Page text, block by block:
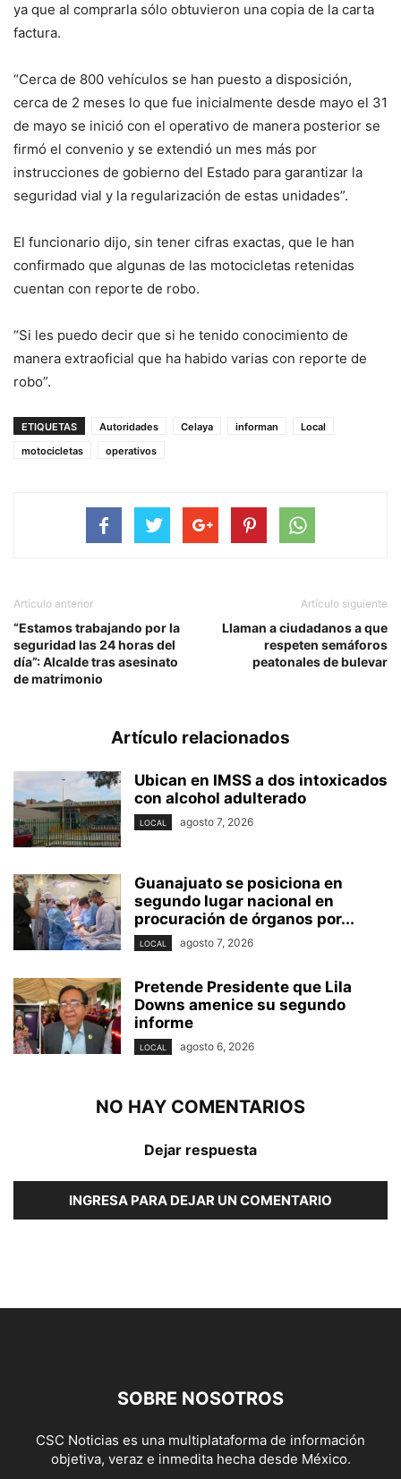
ya que al comprarla sólo obtuvieron una copia de la carta
factura.
“Cerca de 800 vehículos se han puesto a disposición,
cerca de 2 meses lo que fue inicialmente desde mayo el 31
de mayo se inició con el operativo de manera posterior se
firmó el convenio y se extendió un mes más por
instrucciones de gobierno del Estado para garantizar la
seguridad vial y la regularización de estas unidades”.
El funcionario dijo, sin tener cifras exactas, que le han
confirmado que algunas de las motocicletas retenidas
cuentan con reporte de robo.
“Si les puedo decir que si he tenido conocimiento de
manera extraoficial que ha habido varias con reporte de
robo”.
ETIQUETAS Autoridades Celaya informan
Local
motocicletas
operativos
Artículo anterior
“Estamos trabajando por la
seguridad las 24 horas del
día”: Alcalde tras asesinato
de matrimonio
Artículo siguiente
Llaman a ciudadanos a que
respeten semáforos
peatonales de bulevar
Artículo relacionados
Ubican en IMSS a dos intoxicados
con alcohol adulterado
LOCAL agosto 7, 2026
Guanajuato se posiciona en
segundo lugar nacional en
procuración de órganos por...
LOCAL agosto 7, 2026
Pretende Presidente que Lila
Downs amenice su segundo
informe
LOCAL agosto 6, 2026
NO HAY COMENTARIOS
Dejar respuesta
INGRESA PARA DEJAR UN COMENTARIO
SOBRE NOSOTROS
CSC Noticias es una multiplataforma de información
objetiva, veraz e inmedita hecha desde México.